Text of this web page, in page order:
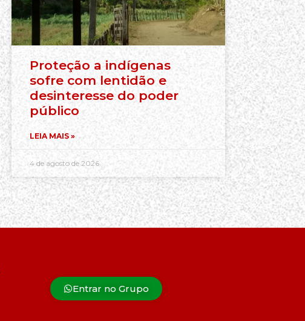
Proteção a indígenas
sofre com lentidão e
desinteresse do poder
público
LEIA MAIS »
4 de agosto de 2026
Entrar no Grupo